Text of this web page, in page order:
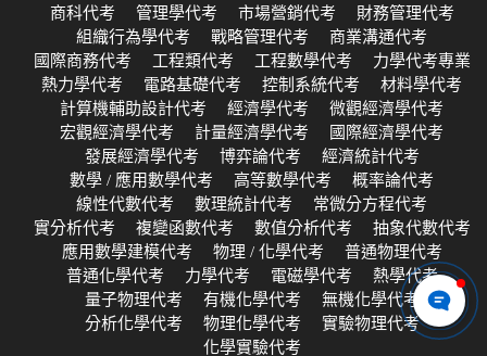
商科代考
管理學代考 市場營銷代考
財務管理代考
組織行為學代考
戰略管理代考
商業溝通代考
國際商務代考
工程類代考 工程數學代考
力學代考專業
熱力學代考
電路基礎代考 控制系統代考
材料學代考
計算機輔助設計代考
經濟學代考
微觀經濟學代考
宏觀經濟學代考
計量經濟學代考
國際經濟學代考
發展經濟學代考
博弈論代考
經濟統計代考
數學 / 應用數學代考
高等數學代考
概率論代考
線性代數代考
數理統計代考
常微分方程代考
實分析代考
複變函數代考 數值分析代考
抽象代數代考
應用數學建模代考
物理 / 化學代考
普通物理代考
普通化學代考
力學代考 電磁學代考
熱學代考
量子物理代考
有機化學代考
無機化學代考
分析化學代考
物理化學代考
實驗物理代考
化學實驗代考